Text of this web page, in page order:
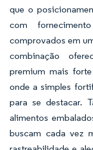
que o
com
comprovados em
combinação
premium mais
onde a simples
para se destacar.
alimentos
buscam cada vez